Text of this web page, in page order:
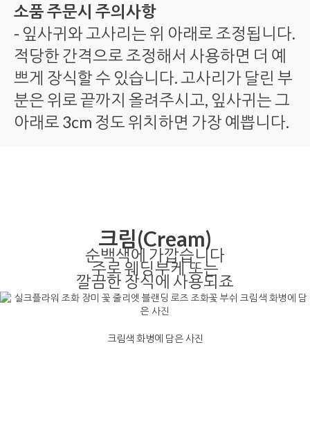
소품 주문시 주의사항
- 잎사귀와 고사리는 위 아래로 조정됩니다.
적당한 간격으로 조정해서 사용하면 더 예
쁘게 장식할 수 있습니다. 고사리가 달린 부
분은 위로 끝까지 올려주시고, 잎사귀는 그
아래로 3cm 정도 위치하면 가장 예쁩니다.
크림(Cream)
순백색에 가깝습니다
주로 웨딩부케 또는
깔끔한 장식에 사용되죠
크림색 화병에 담은 사진